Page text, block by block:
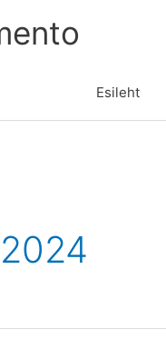
Esileht